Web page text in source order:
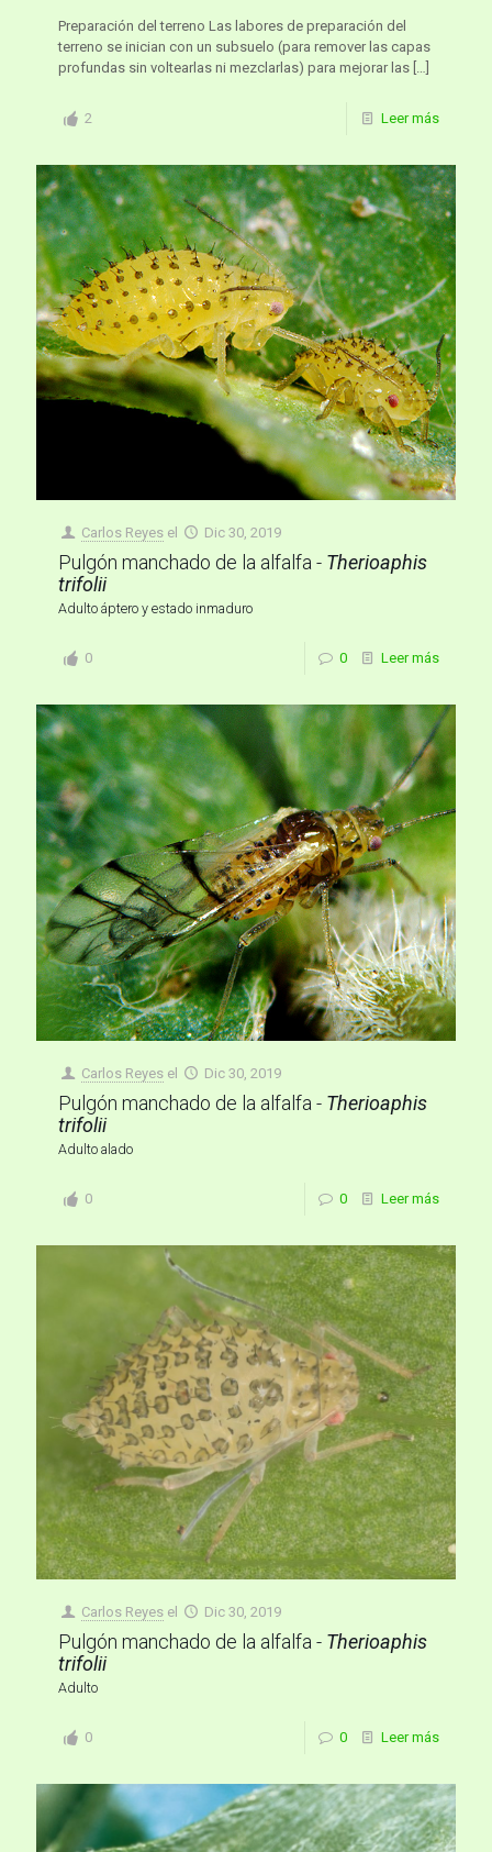
Preparación del terreno Las labores de preparación del
terreno se inician con un subsuelo (para remover las capas
profundas sin voltearlas ni mezclarlas) para mejorar las […]
2 Leer más
Carlos Reyes el Dic 30, 2019
Pulgón manchado de la alfalfa - Therioaphis
trifolii
Adulto áptero y estado inmaduro
0 0 Leer más
Carlos Reyes el Dic 30, 2019
Pulgón manchado de la alfalfa - Therioaphis
trifolii
Adulto alado
0 0 Leer más
Carlos Reyes el Dic 30, 2019
Pulgón manchado de la alfalfa - Therioaphis
trifolii
Adulto
0 0 Leer más